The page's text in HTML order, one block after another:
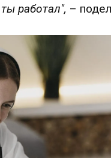
работал", –